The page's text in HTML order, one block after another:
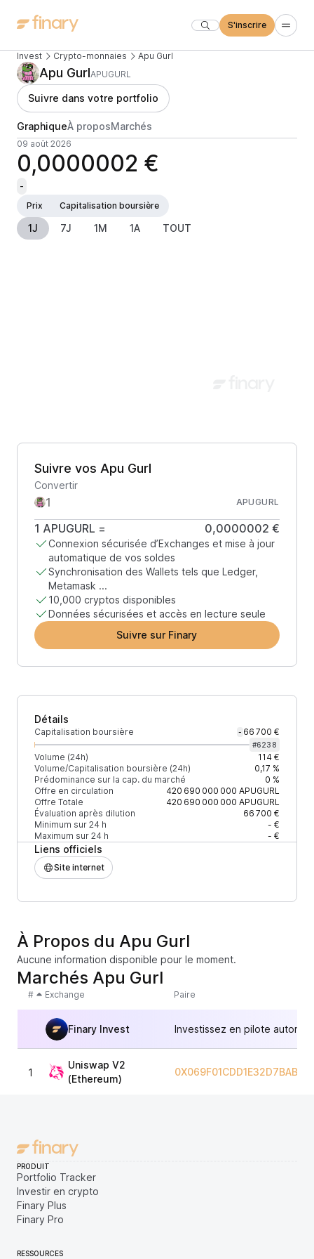
S'inscrire
Invest Crypto-monnaies Apu Gurl
Apu GurlAPUGURL
Suivre dans votre portfolio
GraphiqueÀ proposMarchés
09 août 2026
0,0000002 €
-
Prix
Capitalisation boursière
1J 7J 1M 1A TOUT
Suivre vos Apu Gurl
Convertir
APUGURL
1 APUGURL = 0,0000002 €
Connexion sécurisée d’Exchanges et mise à jour
automatique de vos soldes
Synchronisation des Wallets tels que Ledger,
Metamask ...
10,000 cryptos disponibles
Données sécurisées et accès en lecture seule
Suivre sur Finary
Détails
Capitalisation boursière - 66 700 €
#6238
Volume (24h)
114 €
Volume/Capitalisation boursière (24h)
0,17 %
Prédominance sur la cap. du marché
0 %
Offre en circulation
420 690 000 000 APUGURL
Offre Totale
420 690 000 000 APUGURL
Évaluation après dilution
66 700 €
Minimum sur 24 h
- €
Maximum sur 24 h
- €
Liens officiels
Site internet
À Propos du Apu Gurl
Aucune information disponible pour le moment.
Marchés Apu Gurl
# Exchange Paire
Finary Invest Investissez en pilote
1
Uniswap V2
(Ethereum)
PRODUIT
Portfolio Tracker
Investir en crypto
Finary Plus
Finary Pro
RESSOURCES